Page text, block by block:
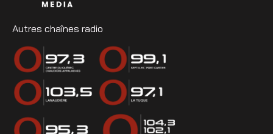
Autres chaînes radio